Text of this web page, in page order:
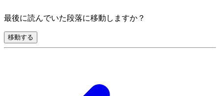
最後に読んでいた段落に移動しますか？
移動する